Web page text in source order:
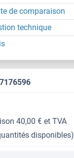
de comparaison
technique
40,00 € et TVA
disponibles)